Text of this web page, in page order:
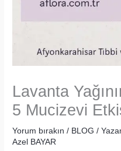
Lavanta
5 Mucizevi
Yorum bırakın / BLOG /
Azel BAYAR